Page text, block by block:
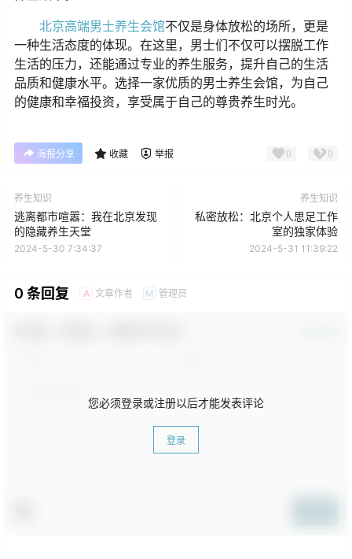
北京高端男士养生会馆不仅是身体放松的场所，更是
一种生活态度的体现。在这里，男士们不仅可以摆脱工作
生活的压力，还能通过专业的养生服务，提升自己的生活
品质和健康水平。选择一家优质的男士养生会馆，为自己
的健康和幸福投资，享受属于自己的尊贵养生时光。
海报分享 收藏 举报 0 0
养生知识
逃离都市喧嚣：我在北京发现
的隐藏养生天堂
2024-5-30 7:34:37
养生知识
私密放松：北京个人思足工作
室的独家体验
2024-5-31 11:39:22
0 条回复 A 文章作者 M 管理员
您必须登录或注册以后才能发表评论
登录